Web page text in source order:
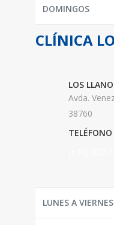
DOMINGOS
CLÍNICA
LOS
Avda.
38760
TELÉFONO
LUNES A VIERNES